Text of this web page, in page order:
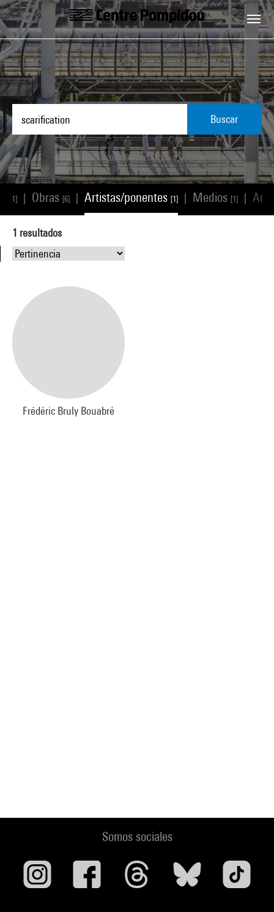
Skip to main content
Centre Pompidou
Buscar
[1] Obras [6] Artistas/ponentes [1] Medios [1]
1 resultados
Frédéric Bruly Bouabré
Somos sociales